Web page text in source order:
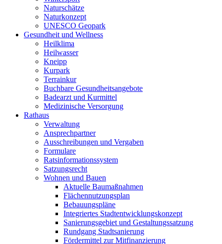
Naturschätze
Naturkonzept
UNESCO Geopark
Gesundheit und Wellness
Heilklima
Heilwasser
Kneipp
Kurpark
Terrainkur
Buchbare Gesundheitsangebote
Badearzt und Kurmittel
Medizinische Versorgung
Rathaus
Verwaltung
Ansprechpartner
Ausschreibungen und Vergaben
Formulare
Ratsinformationssystem
Satzungsrecht
Wohnen und Bauen
Aktuelle Baumaßnahmen
Flächennutzungsplan
Bebauungspläne
Integriertes Stadtentwicklungskonzept
Sanierungsgebiet und Gestaltungssatzung
Rundgang Stadtsanierung
Fördermittel zur Mitfinanzierung